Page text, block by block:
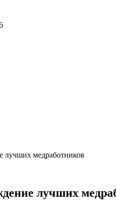
лучших медработников
лучших